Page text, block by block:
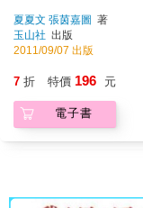
夏夏文 張茵嘉圖 著
玉山社 出版
2011/09/07 出版
7 折 特價 196 元
電子書